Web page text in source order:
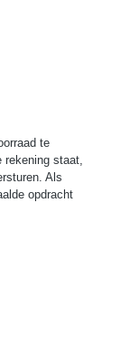
te
rekening staat,
Als
opdracht